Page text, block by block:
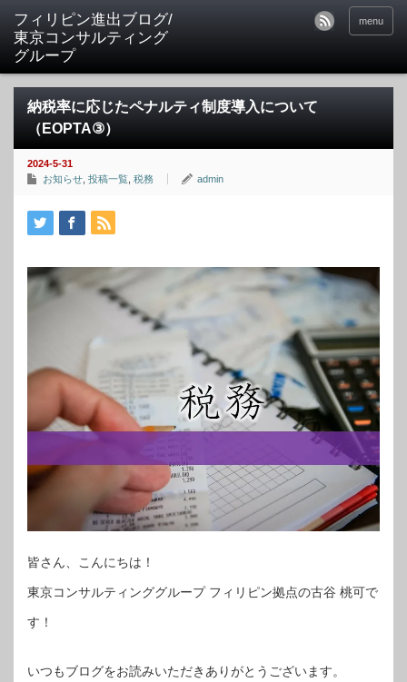
フィリピン進出ブログ/
東京コンサルティング
グループ
menu
納税率に応じたペナルティ制度導入について
（EOPTA③）
2024-5-31
お知らせ 投稿一覧 税務 admin
皆さん、こんにちは！
東京コンサルティンググループ フィリピン拠点の古谷 桃可で
す！
いつもブログをお読みいただきありがとうございます。